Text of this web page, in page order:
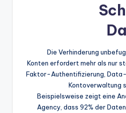
Die Verhinderung
Konten erfordert mehr als nur
Faktor-Authentifizierung,
Kontoverwaltung
Beispielsweise zeigt eine
Agency, dass 92% der